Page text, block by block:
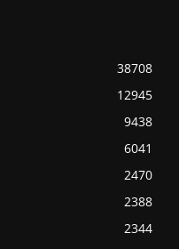
38708
12945
9438
6041
2470
2388
2344